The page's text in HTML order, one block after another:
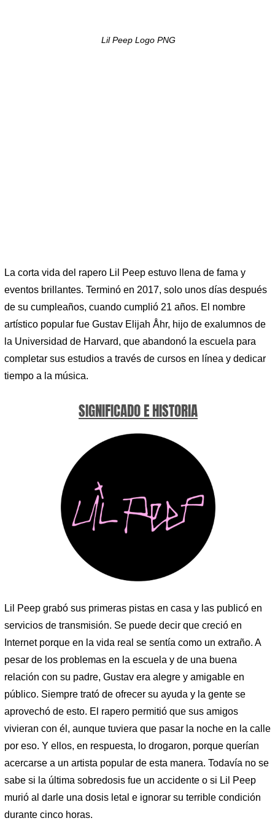
Lil Peep Logo PNG
La corta vida del rapero Lil Peep estuvo llena de fama y
eventos brillantes. Terminó en 2017, solo unos días después
de su cumpleaños, cuando cumplió 21 años. El nombre
artístico popular fue Gustav Elijah Åhr, hijo de exalumnos de
la Universidad de Harvard, que abandonó la escuela para
completar sus estudios a través de cursos en línea y dedicar
tiempo a la música.
SIGNIFICADO E HISTORIA
Lil Peep grabó sus primeras pistas en casa y las publicó en
servicios de transmisión. Se puede decir que creció en
Internet porque en la vida real se sentía como un extraño. A
pesar de los problemas en la escuela y de una buena
relación con su padre, Gustav era alegre y amigable en
público. Siempre trató de ofrecer su ayuda y la gente se
aprovechó de esto. El rapero permitió que sus amigos
vivieran con él, aunque tuviera que pasar la noche en la calle
por eso. Y ellos, en respuesta, lo drogaron, porque querían
acercarse a un artista popular de esta manera. Todavía no se
sabe si la última sobredosis fue un accidente o si Lil Peep
murió al darle una dosis letal e ignorar su terrible condición
durante cinco horas.